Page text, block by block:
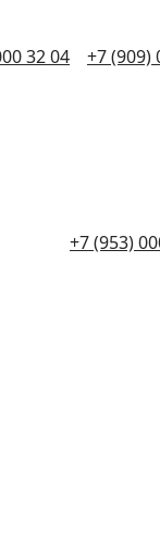
32 04 +7 (909)
+7 (953)